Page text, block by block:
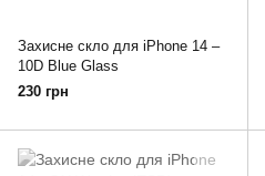
Захисне скло для iPhone 14 –
10D Blue Glass
230 грн